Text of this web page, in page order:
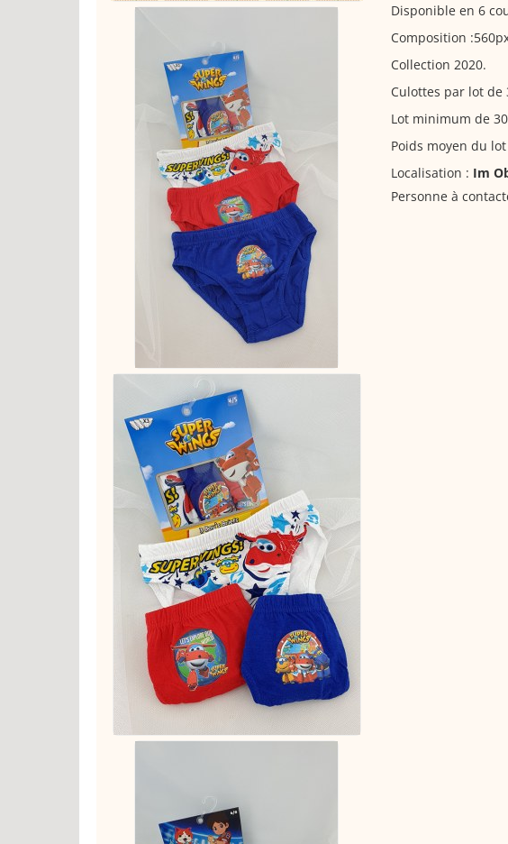
Disponible en 6
Composition
Collection 2020.
Culottes par lot de
Lot minimum de
Poids moyen du
Localisation : Im
Personne à